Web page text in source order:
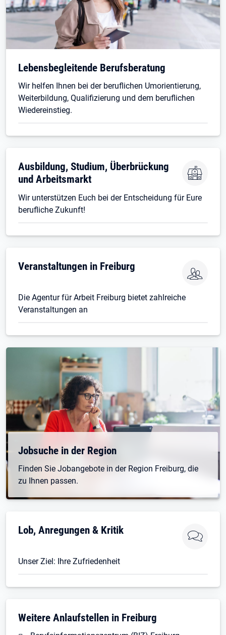
Lebensbegleitende Berufsberatung
Wir helfen Ihnen bei der beruflichen Umorientierung,
Weiterbildung, Qualifizierung und dem beruflichen
Wiedereinstieg.
Ausbildung, Studium, Überbrückung
und Arbeitsmarkt
Wir unterstützen Euch bei der Entscheidung für Eure
berufliche Zukunft!
Veranstaltungen in Freiburg
Die Agentur für Arbeit Freiburg bietet zahlreiche
Veranstaltungen an
Jobsuche in der Region
Finden Sie Jobangebote in der Region Freiburg, die
zu Ihnen passen.
Lob, Anregungen & Kritik
Unser Ziel: Ihre Zufriedenheit
Weitere Anlaufstellen in Freiburg